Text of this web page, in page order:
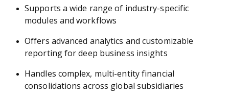
Supports a wide range of industry-specific
modules and workflows
Offers advanced analytics and customizable
reporting for deep business insights
Handles complex, multi-entity financial
consolidations across global subsidiaries